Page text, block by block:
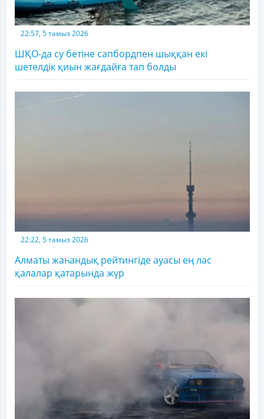
22:57, 5 тамыз 2026
ШҚО-да су бетіне сапбордпен шыққан екі
шетелдік қиын жағдайға тап болды
22:22, 5 тамыз 2026
Алматы жаһандық рейтингіде ауасы ең лас
қалалар қатарында жүр